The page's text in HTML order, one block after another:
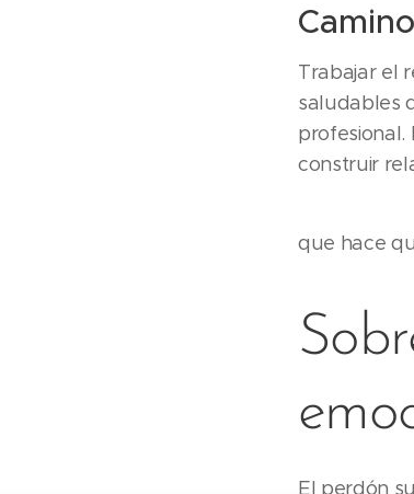
Trabajar el
saludables
profesional.
construir
que hace
El perdón